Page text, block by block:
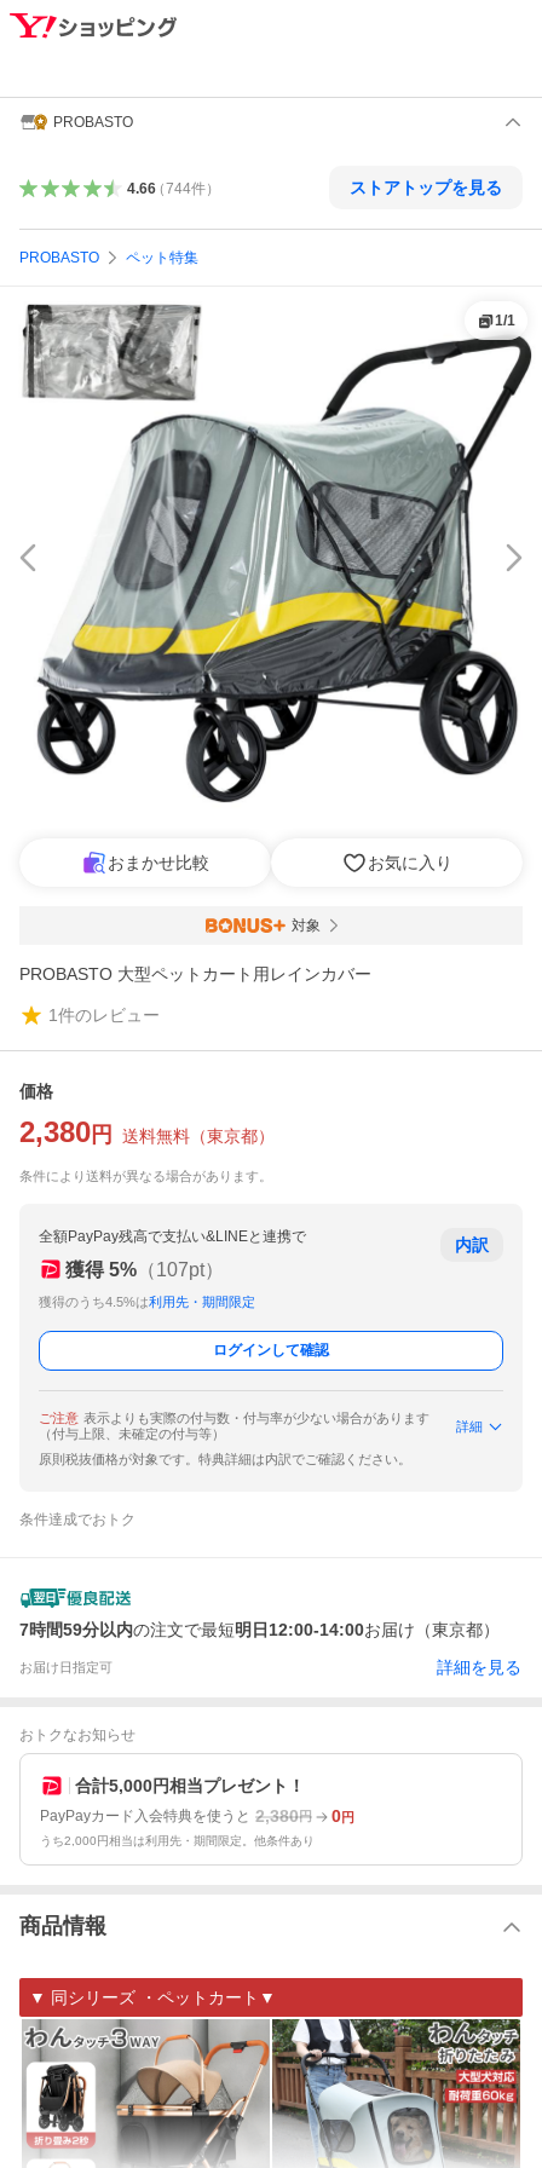
PROBASTO
4.66（744件） ストアトップを見る
PROBASTO ペット特集
1/1
おまかせ比較 お気に入り
対象
PROBASTO 大型ペットカート用レインカバー
1件のレビュー
価格
2,380 円 送料無料 （東京都）
条件により送料が異なる場合があります。
全額PayPay残高で支払い&LINEと連携で
獲得 5% （107pt）
獲得のうち4.5%は利用先・期間限定
内訳
ログインして確認
ご注意 表示よりも実際の付与数・付与率が少ない場合があります
（付与上限、未確定の付与等）
詳細
原則税抜価格が対象です。特典詳細は内訳でご確認ください。
条件達成でおトク
7時間59分以内の注文で最短明日12:00-14:00お届け（東京都）
お届け日指定可 詳細を見る
おトクなお知らせ
合計5,000円相当プレゼント！
PayPayカード入会特典を使うと 2,380円 0円
うち2,000円相当は利用先・期間限定。他条件あり
商品情報
▼ 同シリーズ ・ペットカート▼